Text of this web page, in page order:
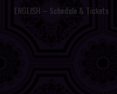
ENGLISH – Schedule & Tickets